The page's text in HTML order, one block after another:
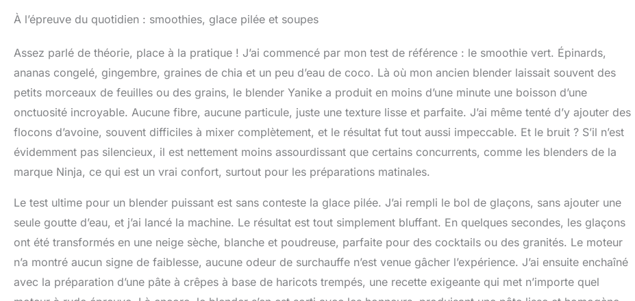
À l’épreuve du quotidien : smoothies, glace pilée et soupes
Assez parlé de théorie, place à la pratique ! J’ai commencé par mon test de référence : le smoothie vert. Épinards,
ananas congelé, gingembre, graines de chia et un peu d’eau de coco. Là où mon ancien blender laissait souvent des
petits morceaux de feuilles ou des grains, le blender Yanike a produit en moins d’une minute une boisson d’une
onctuosité incroyable. Aucune fibre, aucune particule, juste une texture lisse et parfaite. J’ai même tenté d’y ajouter des
flocons d’avoine, souvent difficiles à mixer complètement, et le résultat fut tout aussi impeccable. Et le bruit ? S’il n’est
évidemment pas silencieux, il est nettement moins assourdissant que certains concurrents, comme les blenders de la
marque Ninja, ce qui est un vrai confort, surtout pour les préparations matinales.
Le test ultime pour un blender puissant est sans conteste la glace pilée. J’ai rempli le bol de glaçons, sans ajouter une
seule goutte d’eau, et j’ai lancé la machine. Le résultat est tout simplement bluffant. En quelques secondes, les glaçons
ont été transformés en une neige sèche, blanche et poudreuse, parfaite pour des cocktails ou des granités. Le moteur
n’a montré aucun signe de faiblesse, aucune odeur de surchauffe n’est venue gâcher l’expérience. J’ai ensuite enchaîné
avec la préparation d’une pâte à crêpes à base de haricots trempés, une recette exigeante qui met n’importe quel